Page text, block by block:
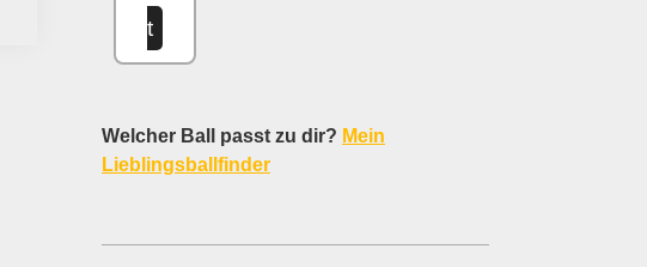
t
Welcher Ball passt zu dir? Mein
Lieblingsballfinder